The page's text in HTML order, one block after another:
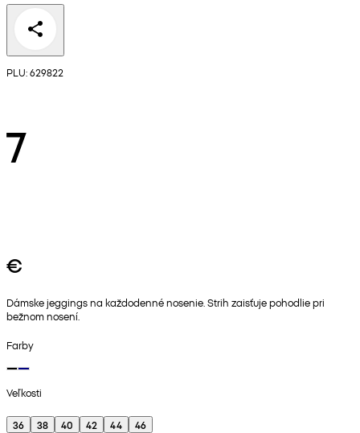
PLU: 629822
7
€
Dámske jeggings na každodenné nosenie. Strih zaisťuje pohodlie pri
bežnom nosení.
Farby
Veľkosti
36 38 40 42 44
46